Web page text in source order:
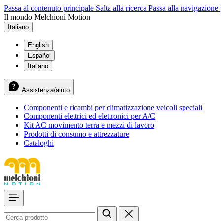
Passa al contenuto principale Salta alla ricerca Passa alla
Il mondo Melchioni Motion
Italiano
English
Español
Italiano
Assistenza/aiuto
Componenti e ricambi per climatizzazione veicoli speciali
Componenti elettrici ed elettronici per A/C
Kit AC movimento terra e mezzi di lavoro
Prodotti di consumo e attrezzature
Cataloghi